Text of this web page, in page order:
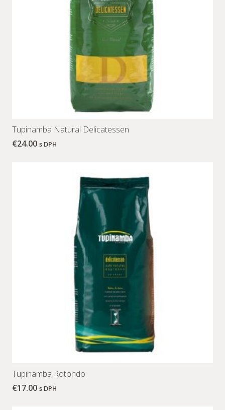
Tupinamba Natural Delicatessen
€24.00 s DPH
Tupinamba Rotondo
€17.00 s DPH